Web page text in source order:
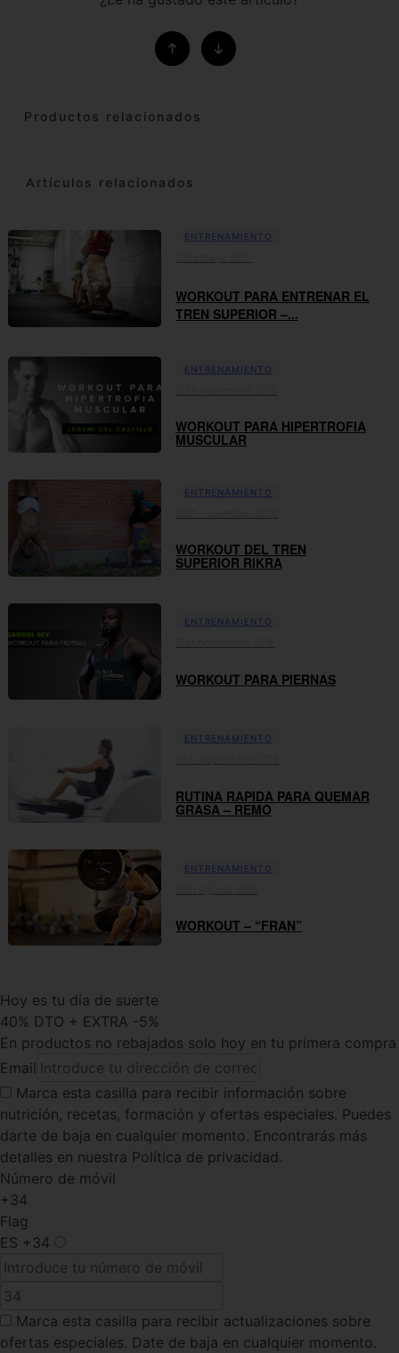
Productos relacionados
Artículos relacionados
ENTRENAMIENTO
WORKOUT PARA ENTRENAR EL
TREN SUPERIOR –...
ENTRENAMIENTO
WORKOUT PARA HIPERTROFIA
MUSCULAR
ENTRENAMIENTO
WORKOUT DEL TREN
SUPERIOR RIKRA
ENTRENAMIENTO
WORKOUT PARA PIERNAS
ENTRENAMIENTO
RUTINA RAPIDA PARA QUEMAR
GRASA – REMO
ENTRENAMIENTO
WORKOUT – “FRAN”
Hoy es tu día de suerte
40% DTO + EXTRA -5%
En productos no rebajados solo hoy en tu primera compra
Email
Marca esta casilla para recibir información sobre
nutrición, recetas, formación y ofertas especiales. Puedes
darte de baja en cualquier momento. Encontrarás más
detalles en nuestra Política de privacidad.
Número de móvil
+34
Flag
ES +34
Marca esta casilla para recibir actualizaciones sobre
ofertas especiales. Date de baja en cualquier momento.